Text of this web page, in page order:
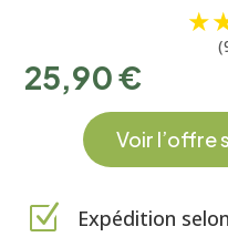
★
25,90€
Voir l’offre
Z Expédition